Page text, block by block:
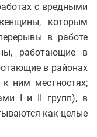
с вредными
которым
в работе
работающие в
в районах
ним местностях;
I и II групп), в
как целые